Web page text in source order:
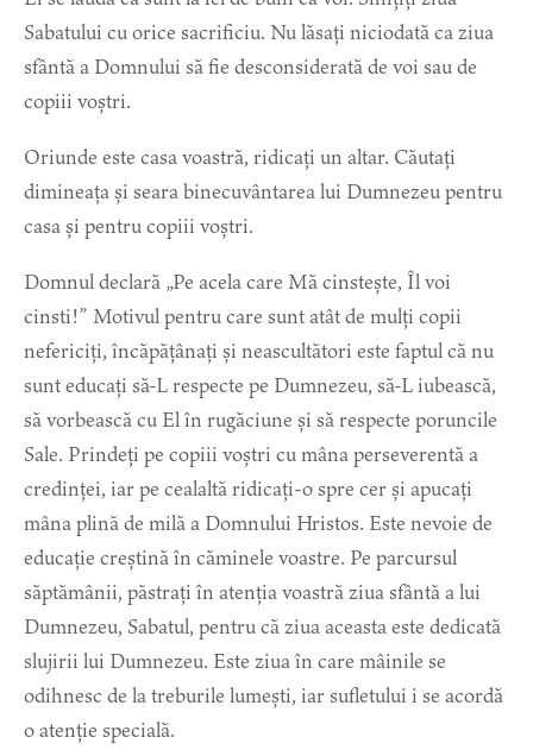
Sabatului cu orice sacrificiu. Nu lăsați niciodată ca ziua
sfântă a Domnului să fie desconsiderată de voi sau de
copiii voștri.
Oriunde este casa voastră, ridicați un altar. Căutați
dimineața și seara binecuvântarea lui Dumnezeu pentru
casa și pentru copiii voștri.
Domnul declară „Pe acela care Mă cinstește, Îl voi
cinsti!” Motivul pentru care sunt atât de mulți copii
nefericiți, încăpățânați și neascultători este faptul că nu
sunt educați să-L respecte pe Dumnezeu, să-L iubească,
să vorbească cu El în rugăciune și să respecte poruncile
Sale. Prindeți pe copiii voștri cu mâna perseverentă a
credinței, iar pe cealaltă ridicați-o spre cer și apucați
mâna plină de milă a Domnului Hristos. Este nevoie de
educație creștină în căminele voastre. Pe parcursul
săptămânii, păstrați în atenția voastră ziua sfântă a lui
Dumnezeu, Sabatul, pentru că ziua aceasta este dedicată
slujirii lui Dumnezeu. Este ziua în care mâinile se
odihnesc de la treburile lumești, iar sufletului i se acordă
o atenție specială.